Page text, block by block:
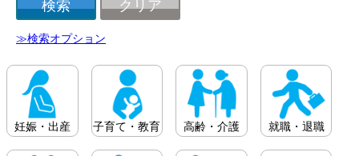
≫検索オプション
妊娠・出産 子育て・教育 高齢・介護 就職・退職